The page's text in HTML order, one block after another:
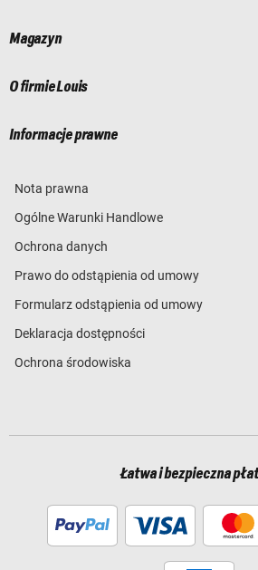
Magazyn
O firmie Louis
Informacje prawne
Nota prawna
Ogólne Warunki Handlowe
Ochrona danych
Prawo do odstąpienia od umowy
Formularz odstąpienia od umowy
Deklaracja dostępności
Ochrona środowiska
Łatwa i bezpieczna